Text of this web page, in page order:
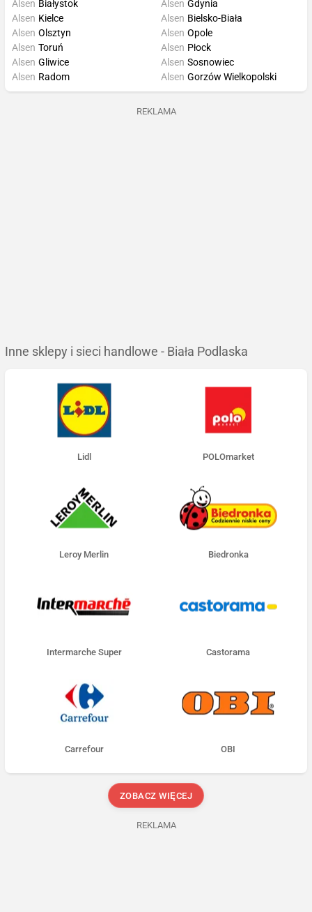
Alsen Białystok
Alsen Kielce
Alsen Gdynia
Alsen Bielsko-Biała
Alsen Olsztyn
Alsen Toruń
Alsen Gliwice
Alsen Radom
Alsen Opole
Alsen Płock
Alsen Sosnowiec
Alsen Gorzów Wielkopolski
REKLAMA
Inne sklepy i sieci handlowe - Biała Podlaska
Lidl POLOmarket
Leroy Merlin Biedronka
Intermarche Super Castorama
Carrefour OBI
ZOBACZ WIĘCEJ
REKLAMA